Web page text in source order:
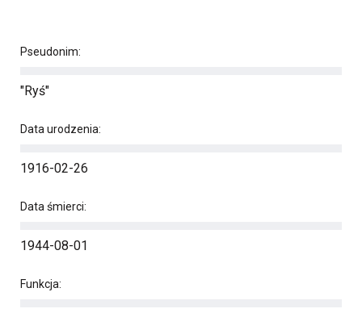
Pseudonim:
"Ryś"
Data urodzenia:
1916-02-26
Data śmierci:
1944-08-01
Funkcja: